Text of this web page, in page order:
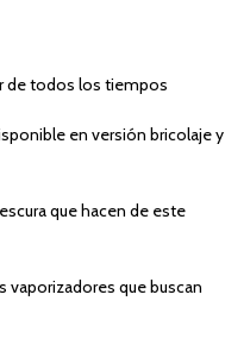
de todos los tiempos
en versión bricolaje y
que hacen de este
vaporizadores que buscan